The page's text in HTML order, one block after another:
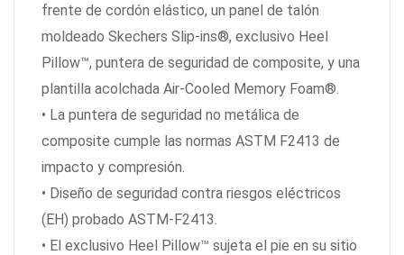
frente de cordón elástico, un panel de talón
moldeado Skechers Slip-ins®, exclusivo Heel
Pillow™, puntera de seguridad de composite, y una
plantilla acolchada Air-Cooled Memory Foam®.
• La puntera de seguridad no metálica de
composite cumple las normas ASTM F2413 de
impacto y compresión.
• Diseño de seguridad contra riesgos eléctricos
(EH) probado ASTM-F2413.
• El exclusivo Heel Pillow™ sujeta el pie en su sitio